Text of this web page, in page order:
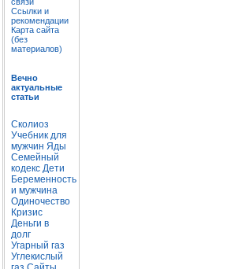
Ссылки и
рекомендации
Карта сайта
(без
материалов)
Вечно
актуальные
статьи
Сколиоз
Учебник для
мужчин Яды
Семейный
кодекс Дети
Беременность
и мужчина
Одиночество
Кризис
Деньги в
долг
Угарный газ
Углекислый